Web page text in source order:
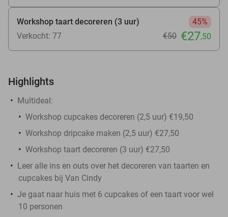
Workshop taart decoreren (3 uur)
45%
Verkocht: 77
€50 €27,50
Highlights
Multideal:
Workshop cupcakes decoreren (2,5 uur) €19,50
Workshop dripcake maken (2,5 uur) €27,50
Workshop taart decoreren (3 uur) €27,50
Leer alle ins en outs over het decoreren van taarten en
cupcakes bij Van Cindy
Je gaat naar huis met 6 cupcakes of een taart voor wel
10 personen